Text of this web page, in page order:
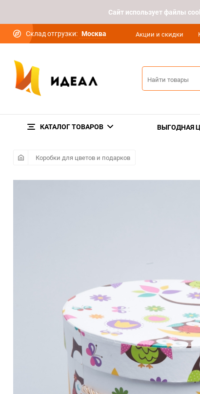
Cайт использует файлы
Склад отгрузки: Москва Акции и скидки
КАТАЛОГ ТОВАРОВ ВЫГОДНАЯ
Коробки для цветов и подарков